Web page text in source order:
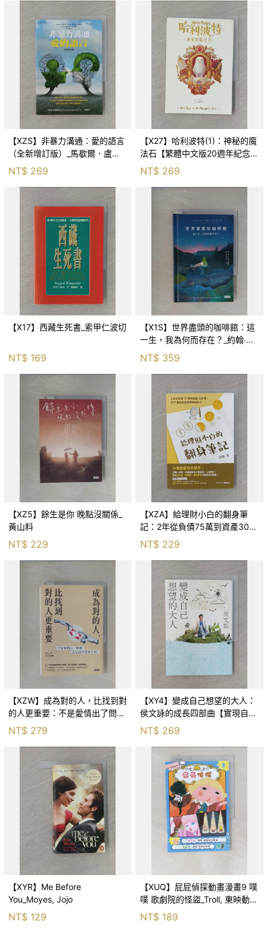
【XZS】非暴力溝通：愛的語言
（全新增訂版）_馬歇爾．盧森
堡, 蕭寶森
NT$ 269
【X27】哈利波特(1)：神秘的魔
法石【繁體中文版20週年紀念】
NT$ 269
【X17】西藏生死書_索甲仁波切
NT$ 169
【X1S】世界盡頭的咖啡館：這
一生，我為何而存在？_約翰‧史
崔勒基, Elsa
NT$ 359
【XZ5】餘生是你 晚點沒關係_
黃山料
NT$ 229
【XZA】給理財小白的翻身筆
記：2年從負債75萬到資產300
萬，ETF讓我走在財務自由路上_
鐵蛋
NT$ 229
【XZW】成為對的人，比找到對
的人更重要：不是愛情出了問
題，而是認知需要升級！_Mr. P
NT$ 279
【XY4】變成自己想望的大人：
侯文詠的成長四部曲【實現自
己】_侯文詠
NT$ 269
【XYR】Me Before
You_Moyes, Jojo
NT$ 129
【XUQ】屁屁偵探動畫漫畫9 噗
噗 歌劇院的怪盜_Troll, 東映動畫
株式會社, 張東君
NT$ 189